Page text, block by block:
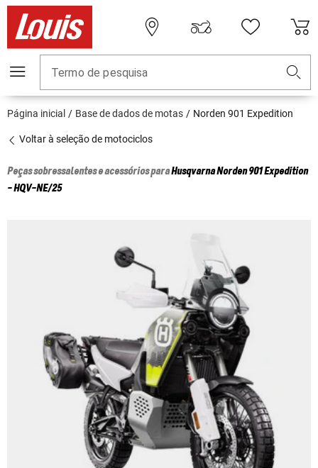
Termo de pesquisa
Página inicial Base de dados de motas Norden 901 Expedition
Voltar à seleção de motociclos
Peças sobressalentes e acessórios paraHusqvarnaNorden 901 Expedition
- HQV-NE/25